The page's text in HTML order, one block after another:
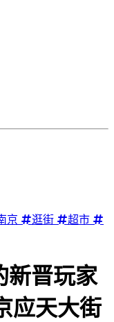
京 逛街
超市
新晋玩家
应天大街